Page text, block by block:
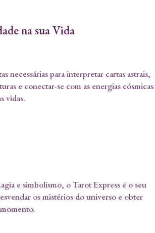
na sua Vida
necessárias para interpretar cartas astrais,
e conectar-se com as energias cósmicas
vidas.
e simbolismo, o Tarot Express é o seu
os mistérios do universo e obter